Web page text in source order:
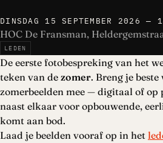
DINSDAG 15 SEPTEMBER 2026 —
HOC De Fransman,
LEDEN
De eerste fotobespreking van het
teken van de zomer. Breng je
zomerbeelden mee — digitaal of op
naast elkaar voor opbouwende,
komt aan bod.
Laad je beelden vooraf op in het